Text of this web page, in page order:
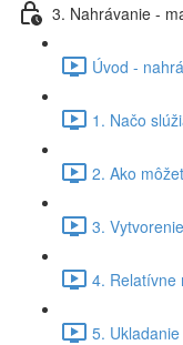
3. Nahrávanie -
Úvod -
1. Načo
2. Ako
3.
4. Relatívne
5.